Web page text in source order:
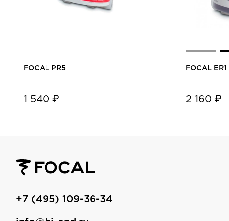
FOCAL PR5
1 540 ₽
FOCAL ER1
2 160 ₽
+7 (495) 109-36-34